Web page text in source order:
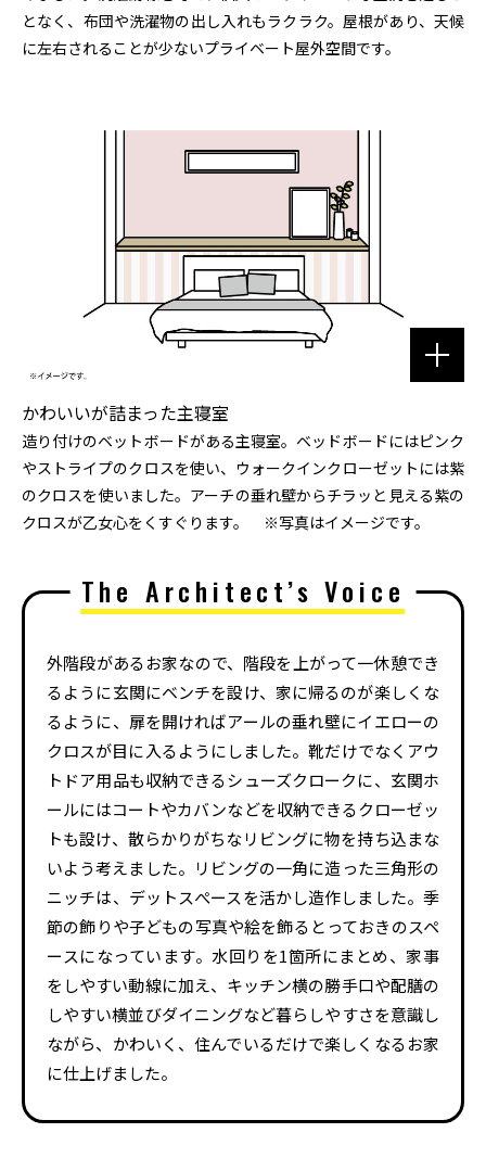
となく、布団や洗濯物の出し入れもラクラク。屋根があり、天候
に左右されることが少ないプライベート屋外空間です。
かわいいが詰まった主寝室
造り付けのベットボードがある主寝室。ベッドボードにはピンク
やストライプのクロスを使い、ウォークインクローゼットには紫
のクロスを使いました。アーチの垂れ壁からチラッと見える紫の
クロスが乙女心をくすぐります。 ※写真はイメージです。
The Architect’s Voice
外階段があるお家なので、階段を上がって一休憩でき
るように玄関にベンチを設け、家に帰るのが楽しくな
るように、扉を開ければアールの垂れ壁にイエローの
クロスが目に入るようにしました。靴だけでなくアウ
トドア用品も収納できるシューズクロークに、玄関ホ
ールにはコートやカバンなどを収納できるクローゼッ
トも設け、散らかりがちなリビングに物を持ち込まな
いよう考えました。リビングの一角に造った三角形の
ニッチは、デットスぺースを活かし造作しました。季
節の飾りや子どもの写真や絵を飾るとっておきのスペ
ースになっています。水回りを1箇所にまとめ、家事
をしやすい動線に加え、キッチン横の勝手口や配膳の
しやすい横並びダイニングなど暮らしやすさを意識し
ながら、かわいく、住んでいるだけで楽しくなるお家
に仕上げました。